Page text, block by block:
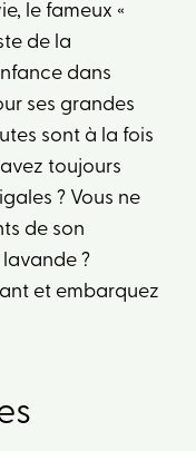
le fameux «
de la
dans
ses grandes
sont à la fois
toujours
? Vous ne
de son
?
et embarquez